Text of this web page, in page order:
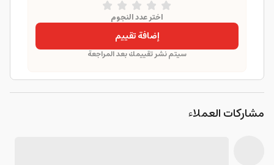
اختر عدد النجوم
إضافة تقييم
سيتم نشر تقييمك بعد المراجعة
مشاركات العملاء